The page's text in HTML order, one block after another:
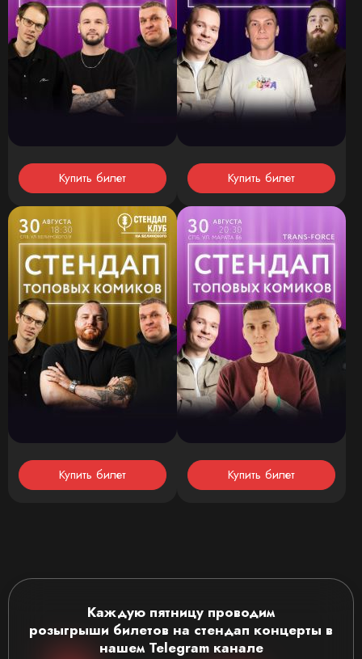
Купить билет Купить билет
Купить билет Купить билет
Каждую пятницу проводим
розыгрыши билетов на стендап концерты в
нашем Telegram канале